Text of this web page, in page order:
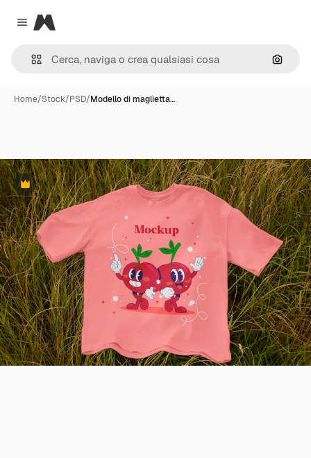
Close menu
Magnific
Cerca
Home/Stock/PSD/Modello di maglietta…
Premium